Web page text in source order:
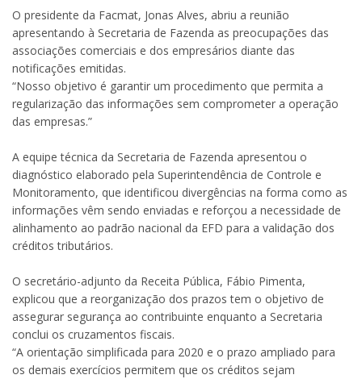
O presidente da Facmat, Jonas Alves, abriu a reunião
apresentando à Secretaria de Fazenda as preocupações das
associações comerciais e dos empresários diante das
notificações emitidas.
“Nosso objetivo é garantir um procedimento que permita a
regularização das informações sem comprometer a operação
das empresas.”
A equipe técnica da Secretaria de Fazenda apresentou o
diagnóstico elaborado pela Superintendência de Controle e
Monitoramento, que identificou divergências na forma como as
informações vêm sendo enviadas e reforçou a necessidade de
alinhamento ao padrão nacional da EFD para a validação dos
créditos tributários.
O secretário-adjunto da Receita Pública, Fábio Pimenta,
explicou que a reorganização dos prazos tem o objetivo de
assegurar segurança ao contribuinte enquanto a Secretaria
conclui os cruzamentos fiscais.
“A orientação simplificada para 2020 e o prazo ampliado para
os demais exercícios permitem que os créditos sejam